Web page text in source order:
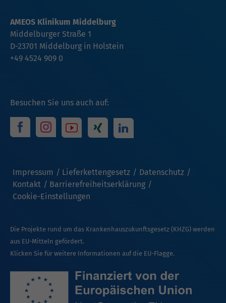
Besuchen Sie uns auch auf:
Impressum Lieferkettengesetz
Datenschutz
Kontakt
Barrierefreiheitserklärung
Cookie-Einstellungen
AMEOS Klinikum Middelburg
Middelburger Straße 1
D-23701 Middelburg in Holstein
+49 4524 909 0
Die Projekte rund um das Krankenhauszukunftsgesetz (KHZG) werden
aus EU-Mitteln gefördert.
Klicken Sie für weitere Informationen auf die EU-Flagge.